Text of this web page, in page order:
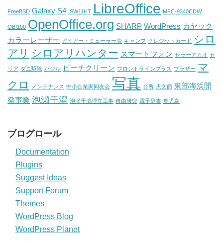
FreeBSD Galaxy S4 ISW11HT LibreOffice MFC-9340CDW
OBI100 OpenOffice.org SHARP WordPress カヤック
カラーレーザー ガイガー・ミューラー管 キャンプ クレジットカード シロ
アリ シロアリハンター スマートフォン セラーアカオ セ
リア ダニ駆除 バジル ビーチクリーン フロントラインプラス ブラザー マ
クロ
メンテナンス 中小企業家同友会 写真 台所 天文館 東部海浜開
発事業 泡瀬干潟 泡瀬干潟埋立工事 自由研究 電子辞書 鹿児島
ブログロール
Documentation
Plugins
Suggest Ideas
Support Forum
Themes
WordPress Blog
WordPress Planet